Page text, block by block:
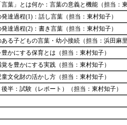
葉」とは何か：言葉の意義と機能（担当：
達過程(1)：話し言葉（担当：東村知子）
達過程(2)：書き言葉（担当：東村知子）
る子どもの言葉・幼小接続（担当：浜田麻
かにする保育とは（担当：東村知子）
を豊かにする実践（担当：東村知子）
文化財の活かし方（担当：東村知子）
半：試験（レポート）（担当：東村知子）